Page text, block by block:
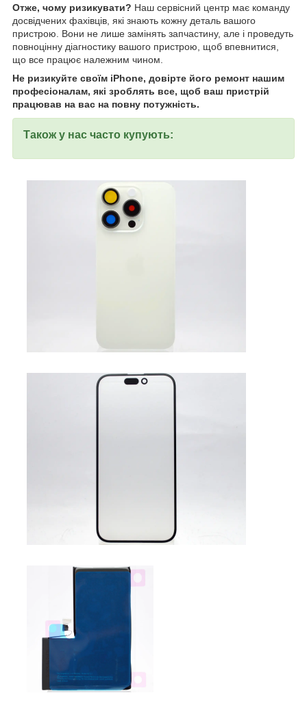
Отже, чому ризикувати? Наш сервісний центр має команду
досвідчених фахівців, які знають кожну деталь вашого
пристрою. Вони не лише замінять запчастину, але і проведуть
повноцінну діагностику вашого пристрою, щоб впевнитися,
що все працює належним чином.
Не ризикуйте своїм iPhone, довірте його ремонт нашим
професіоналам, які зроблять все, щоб ваш пристрій
працював на вас на повну потужність.
Також у нас часто купують: